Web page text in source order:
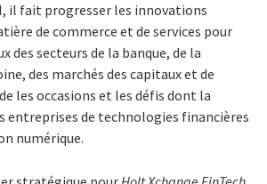
il fait progresser les innovations
de commerce et de services pour
des secteurs de la banque, de la
des marchés des capitaux et de
les occasions et les défis dont la
entreprises de technologies financières
numérique.